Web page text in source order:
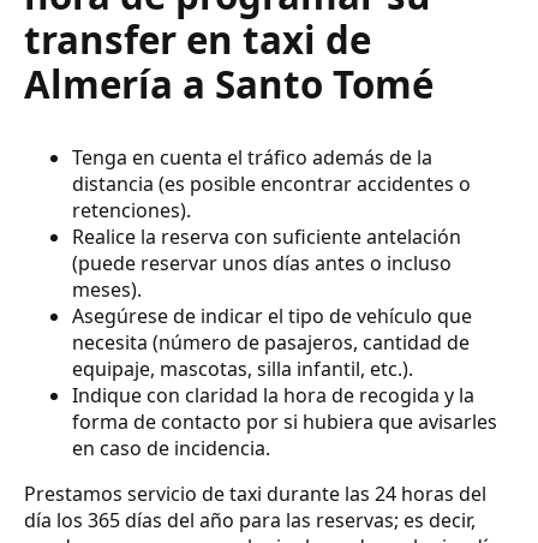
transfer en taxi de
Almería a Santo Tomé
Tenga en cuenta el tráfico además de la
distancia (es posible encontrar accidentes o
retenciones).
Realice la reserva con suficiente antelación
(puede reservar unos días antes o incluso
meses).
Asegúrese de indicar el tipo de vehículo que
necesita (número de pasajeros, cantidad de
equipaje, mascotas, silla infantil, etc.).
Indique con claridad la hora de recogida y la
forma de contacto por si hubiera que avisarles
en caso de incidencia.
Prestamos servicio de taxi durante las 24 horas del
día los 365 días del año para las reservas; es decir,